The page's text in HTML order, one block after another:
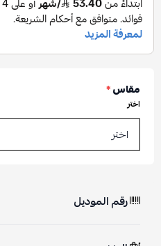
مقاس*
اختر
رقم الموديل